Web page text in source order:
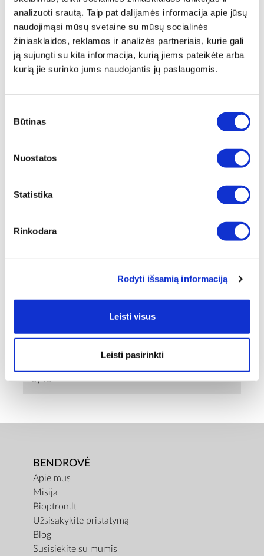
analizuoti srautą. Taip pat dalijamės informacija apie jūsų
naudojimąsi mūsų svetaine su mūsų socialinės
žiniasklaidos, reklamos ir analizės partneriais, kurie gali
ją sujungti su kita informacija, kurią jiems pateikėte arba
kurią jie surinko jums naudojantis jų paslaugomis.
pasirinkimas
Būtinas
Nuostatos
Statistika
Rinkodara
Rodyti išsamią informaciją
Leisti visus
Leisti pasirinkti
Aprašymas
Tvaicēšanas sistēma, tāpat kā Zepter Masterpiece
dabiskās garšas pastiprināšanai un to vērtīgo īpašību
saglabāšanai. Papildiniet savu Zepter virtuves trauku
Pristatymas
Techniniai duomenys
PREKĖS PAVADINIMAS
0,5
0,43
BENDROVĖ
Apie mus
Misija
Bioptron.lt
Užsisakykite pristatymą
Blog
Susisiekite su mumis